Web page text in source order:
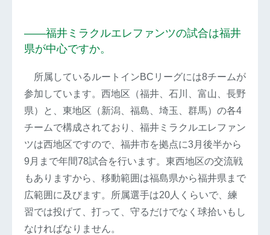
――福井ミラクルエレファンツの試合は福井
県が中心ですか。
所属しているルートインBCリーグには8チームが
参加しています。西地区（福井、石川、富山、長野
県）と、東地区（新潟、福島、埼玉、群馬）の各4
チームで構成されており、福井ミラクルエレファン
ツは西地区ですので、福井市を拠点に3月後半から
9月まで年間78試合を行います。東西地区の交流戦
もありますから、移動範囲は福島県から福井県まで
広範囲に及びます。所属選手は20人くらいで、練
習では投げて、打って、守るだけでなく球拾いもし
なければなりません。